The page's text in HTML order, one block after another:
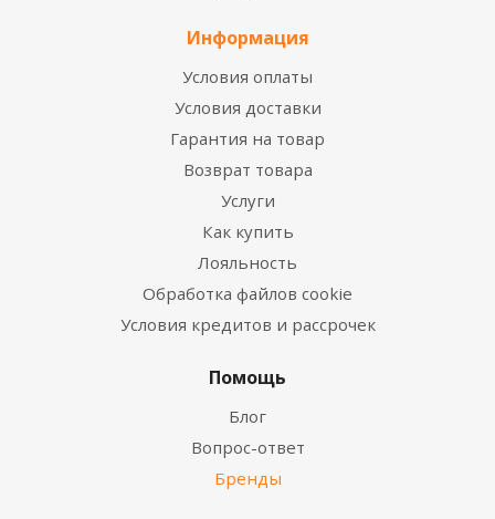
Информация
Условия оплаты
Условия доставки
Гарантия на товар
Возврат товара
Услуги
Как купить
Лояльность
Обработка файлов cookie
Условия кредитов и рассрочек
Помощь
Блог
Вопрос-ответ
Бренды